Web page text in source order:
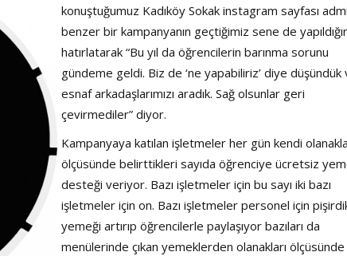
konuştuğumuz Kadıköy Sokak instagram sayfası
benzer bir kampanyanın geçtiğimiz sene de
hatırlatarak “Bu yıl da öğrencilerin barınma sorunu
gündeme geldi. Biz de ‘ne yapabiliriz’ diye düşündük
esnaf arkadaşlarımızı aradık. Sağ olsunlar geri
çevirmediler” diyor.
Kampanyaya katılan işletmeler her gün kendi
ölçüsünde belirttikleri sayıda öğrenciye ücretsiz
desteği veriyor. Bazı işletmeler için bu sayı iki bazı
işletmeler için on. Bazı işletmeler personel için
yemeği artırıp öğrencilerle paylaşıyor bazıları da
menülerinde çıkan yemeklerden olanakları ölçüsünde
Haftanın Sinevizyonu Haftanın Pusulası